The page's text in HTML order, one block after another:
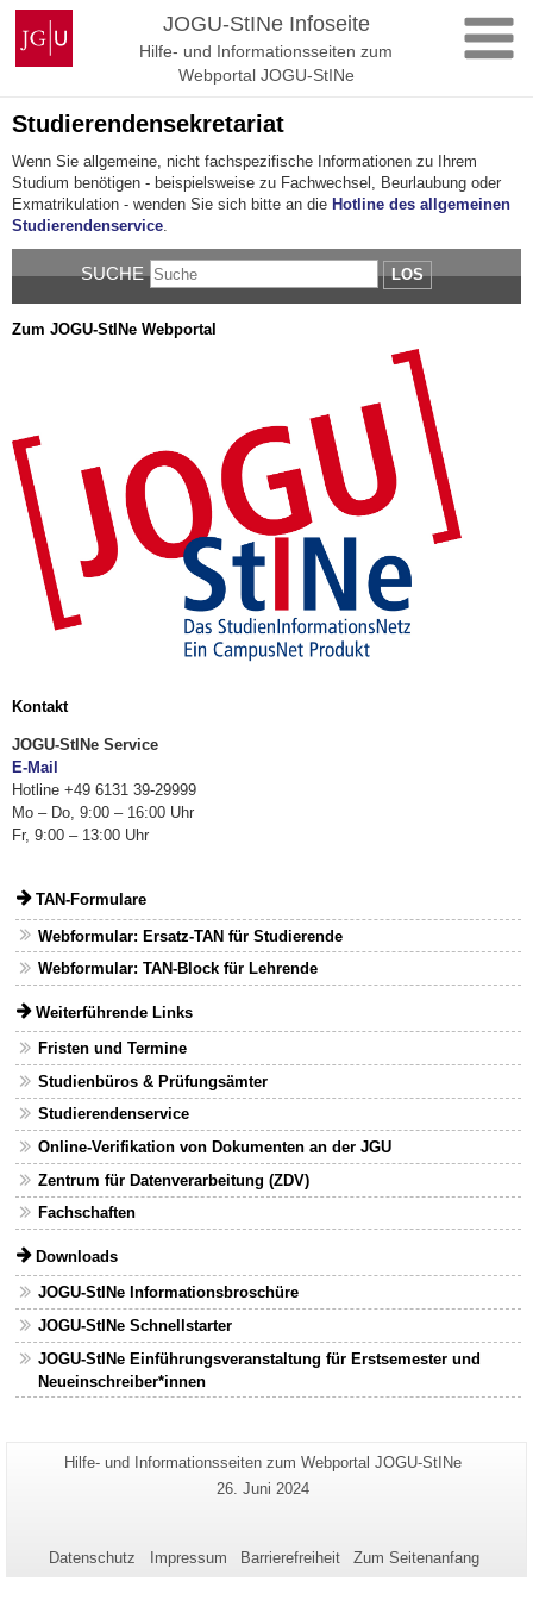
Zum
Inhalt
springen
Johannes
Gutenberg-
Universität
JOGU-StINe Infoseite
Hilfe- und Informationsseiten zum
Webportal JOGU-StINe
Studierendensekretariat
Wenn Sie allgemeine, nicht fachspezifische Informationen zu Ihrem
Studium benötigen - beispielsweise zu Fachwechsel, Beurlaubung oder
Exmatrikulation - wenden Sie sich bitte an die Hotline des allgemeinen
Studierendenservice
SUCHE LOS
Zum JOGU-StINe Webportal
Kontakt
JOGU-StINe Service
E-Mail
Hotline +49 6131 39-29999
Mo – Do, 9:00 – 16:00 Uhr
Fr, 9:00 – 13:00 Uhr
TAN-Formulare
Webformular: Ersatz-TAN für Studierende
Webformular: TAN-Block für Lehrende
Weiterführende Links
Fristen und Termine
Studienbüros & Prüfungsämter
Studierendenservice
Online-Verifikation von Dokumenten an der JGU
Zentrum für Datenverarbeitung (ZDV)
Fachschaften
Downloads
JOGU-StINe Informationsbroschüre
JOGU-StINe Schnellstarter
JOGU-StINe Einführungsveranstaltung für Erstsemester und
Neueinschreiber*innen
Zusätzliche
Informationen
Seite
Seiten-
Hilfe- und Informationsseiten zum Webportal JOGU-StINe
Letzte
26. Juni 2024
Datenschutz Impressum Barrierefreiheit Zum Seitenanfang